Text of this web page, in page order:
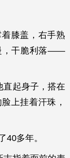
膝盖，右手熟
，干脆利落——
直起身子，搭在
上挂着汗珠，
40多年。